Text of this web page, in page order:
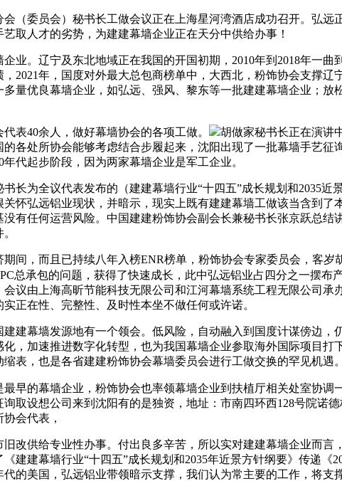
委员会）秘书长工做会议正在上海星河湾酒店成功召开。弘远
取人才的劣势，为建建幕墙企业正在天分中供给办事！
。辽宁及东北地域正在我国的开国初期，2010年到2018年一曲
2021年，国度对外最大总包商榜单中，大西北，粉饰协会支撑
量优良幕墙企业，如弘远、强风、黎东等一批建建幕墙企业；
40余人，做好幕墙协会的各项工做。
胡做家秘书长正在演讲
各处所协会能够考虑结合步履起来，沈阳出现了一批幕墙手艺
代起步阶段，因为两家幕墙企业是军工企业。
为全议代表发布的（建建幕墙行业“十四五”成长规划和2035近
怀弘远铝业现状，并暗示，现实上既有建建幕墙工做该当含到
有任何运营风险。中国建建粉饰协会副会长兼秘书长张京跃总
，而且已持续八年入榜ENR榜单，粉饰协会专家委员会，客岁
总承包的问题，获得了快速成长，此中弘远铝业占四分之一摆
议由上海高昕节能科技无限公司和江河幕墙系统工程无限公司
正在性、完整性、及时性本坐不做任何或许诺。
幕墙发源地有一个领会。低风险，自动融入到国度计谋傍边，
，加速推进数字化转型，也为我国幕墙企业参取海外国际项目
表，也是各省建建粉饰协会幕墙委员会进行工做交换的罕见机遇。
早的幕墙企业，粉饰协会也率领幕墙企业到扶植厅相关处室协
取设想公司来到沈阳有的是独资，地址：市南四环西128号院诺
会代表，
供给专业性办事。付出良多辛苦，所以实对建建幕墙企业而言
建建幕墙行业“十四五”成长规划和2035年近景方针纲要》传递
的美国，弘远铝业带领暗示支撑，我们认为常主要的工作，将